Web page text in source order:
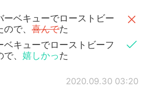
ーベキューでローストビー
ので、喜んでた
ベキューでローストビーフ
で、嬉しかった
2020.09.30 03:20